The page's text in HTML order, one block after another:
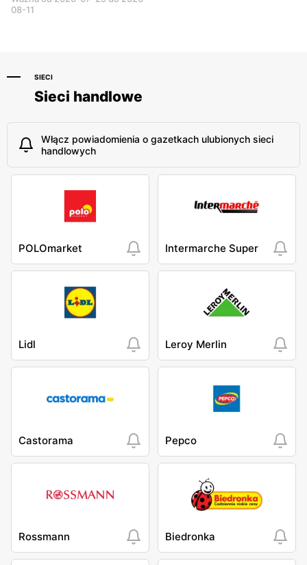
08-11
SIECI
Sieci handlowe
Włącz powiadomienia o gazetkach ulubionych sieci
handlowych
POLOmarket Intermarche Super
Lidl Leroy Merlin
Castorama Pepco
Rossmann Biedronka